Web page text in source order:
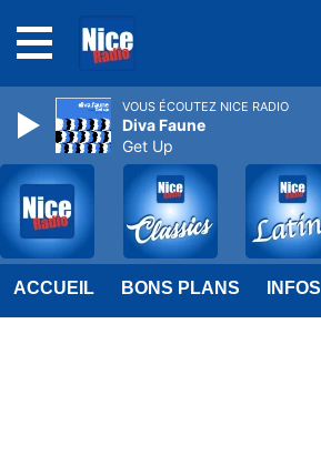
ACCUEIL BONS PLANS INFOS
VOUS ÉCOUTEZ NICE RADIO
Diva Faune
Get Up